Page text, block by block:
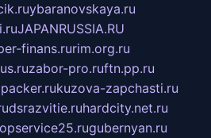
ybaranovskaya.ru
JAPANRUSSIA.RU
finans.rurim.org.ru
zabor-pro.ruftn.pp.ru
kuzova-zapchasti.ru
dsrazvitie.ruhardcity.net.ru
gubernyan.ru